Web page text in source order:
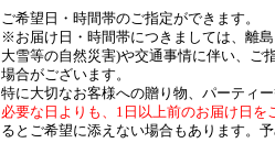
ご希望日・時間帯のご指定ができます。
※お届け日・時間帯につきましては、離
大雪等の自然災害)や交通事情に伴い、ご
場合がございます。
特に大切なお客様への贈り物、パーティ
必要な日よりも、1日以上前のお届け日を
るとご希望に添えない場合もあります。